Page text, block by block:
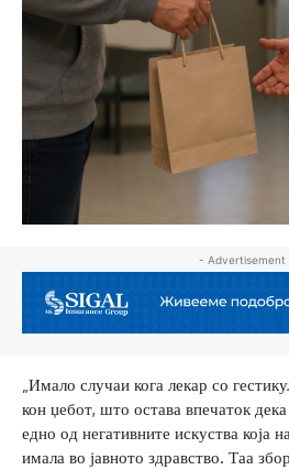
- Advertisement
„Имало случаи кога лекар со
кон џебот, што остава впечаток
едно од негативните искуства која
имала во јавното здравство. Таа